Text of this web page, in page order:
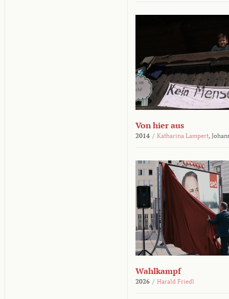
Von hier aus
2014 / Katharina Lampert,
Wahlkampf
2026 / Harald Friedl